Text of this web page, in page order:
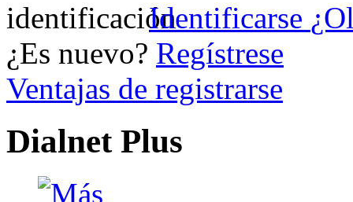
Identificarse
¿Es nuevo? Regístrese
Ventajas de registrarse
Dialnet Plus